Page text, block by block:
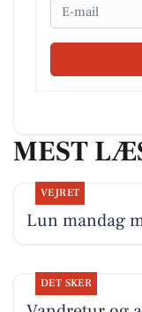
Email
MEST
VEJRET
Lun mandag
DET SKER